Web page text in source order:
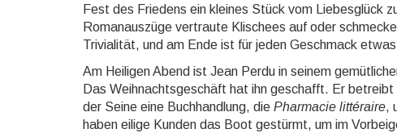
Fest des Friedens ein kleines Stück vom Liebesglück
Romanauszüge vertraute Klischees auf oder
Tri­vialität, und am Ende ist für jeden Geschmack
Am Heiligen Abend ist Jean Perdu in seinem
Das Weihnachtsgeschäft hat ihn geschafft. Er betreibt
der Seine eine Buchhandlung, die Pharmacie littéraire,
haben eilige Kunden das Boot gestürmt, um im